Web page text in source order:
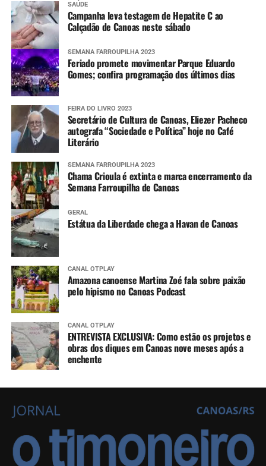
SAÚDE
Campanha leva testagem de Hepatite C ao
Calçadão de Canoas neste sábado
SEMANA FARROUPILHA 2023
Feriado promete movimentar Parque Eduardo
Gomes; confira programação dos últimos dias
FEIRA DO LIVRO 2023
Secretário de Cultura de Canoas, Eliezer Pacheco
autografa “Sociedade e Política” hoje no Café
Literário
SEMANA FARROUPILHA 2023
Chama Crioula é extinta e marca encerramento da
Semana Farroupilha de Canoas
GERAL
Estátua da Liberdade chega a Havan de Canoas
CANAL OTPLAY
Amazona canoense Martina Zoé fala sobre paixão
pelo hipismo no Canoas Podcast
CANAL OTPLAY
ENTREVISTA EXCLUSIVA: Como estão os projetos e
obras dos diques em Canoas nove meses após a
enchente